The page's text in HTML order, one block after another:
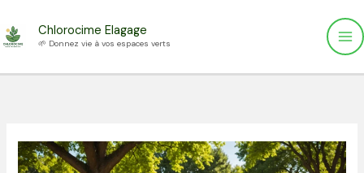
au
Chlorocime Elagage
🌱 Donnez vie à vos espaces verts